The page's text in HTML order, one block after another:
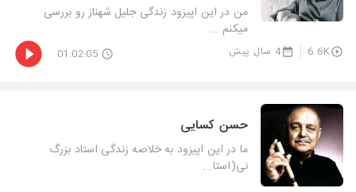
من در این اپیزود زندگی جلیل شهناز رو بررسی
میکنم ...
6.6K 4 سال پیش 01:02:05
حسن کسایی
ما در این اپیزود به خلاصه زندگی استاد بزرگ
نی(استا...